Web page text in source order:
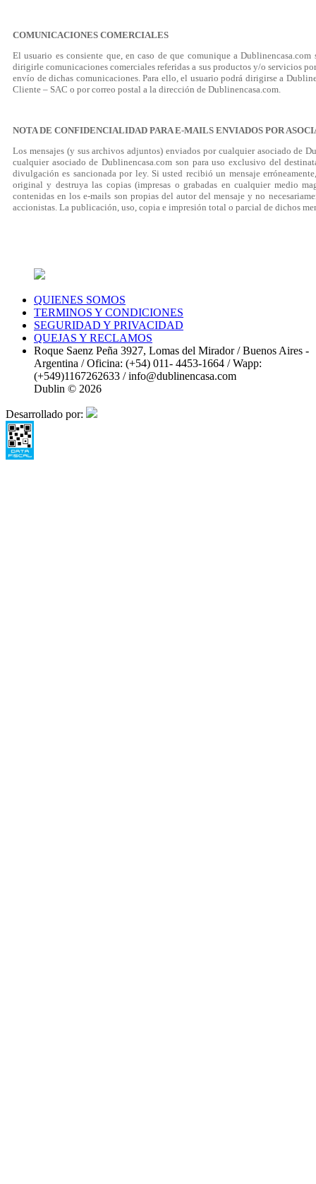
COMUNICACIONES COMERCIALES
El usuario es consiente que, en caso de que comunique a
dirigirle comunicaciones comerciales referidas a sus productos y/o servicios
envío de dichas comunicaciones. Para ello, el usuario podrá dirigirse a
Cliente – SAC o por correo postal a la dirección de Dublinencasa.com.
NOTA DE CONFIDENCIALIDAD PARA E-MAILS ENVIADOS POR
Los mensajes (y sus archivos adjuntos) enviados por cualquier asociado de
cualquier asociado de Dublinencasa.com son para uso exclusivo del
divulgación es sancionada por ley. Si usted recibió un mensaje
original y destruya las copias (impresas o grabadas en cualquier medio
contenidas en los e-mails son propias del autor del mensaje y no
accionistas. La publicación, uso, copia e impresión total o parcial de dichos
QUIENES SOMOS
TERMINOS Y CONDICIONES
SEGURIDAD Y PRIVACIDAD
QUEJAS Y RECLAMOS
Roque Saenz Peña 3927, Lomas del Mirador / Buenos Aires -
Argentina / Oficina: (+54) 011- 4453-1664 / Wapp:
(+549)1167262633 / info@dublinencasa.com
Dublin © 2026
Desarrollado por: